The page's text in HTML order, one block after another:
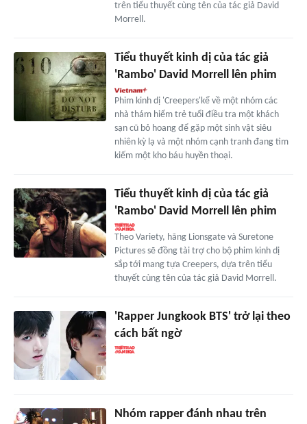
trên tiểu thuyết cùng tên của tác giả David
Morrell.
Tiểu thuyết kinh dị của tác giả
'Rambo' David Morrell lên phim
Phim kinh dị 'Creepers'kể về một nhóm các
nhà thám hiểm trẻ tuổi điều tra một khách
sạn cũ bỏ hoang để gặp một sinh vật siêu
nhiên kỳ lạ và một nhóm cạnh tranh đang tìm
kiếm một kho báu huyền thoại.
Tiểu thuyết kinh dị của tác giả
'Rambo' David Morrell lên phim
Theo Variety, hãng Lionsgate và Suretone
Pictures sẽ đồng tài trợ cho bộ phim kinh dị
sắp tới mang tựa Creepers, dựa trên tiểu
thuyết cùng tên của tác giả David Morrell.
'Rapper Jungkook BTS' trở lại theo
cách bất ngờ
Nhóm rapper đánh nhau trên